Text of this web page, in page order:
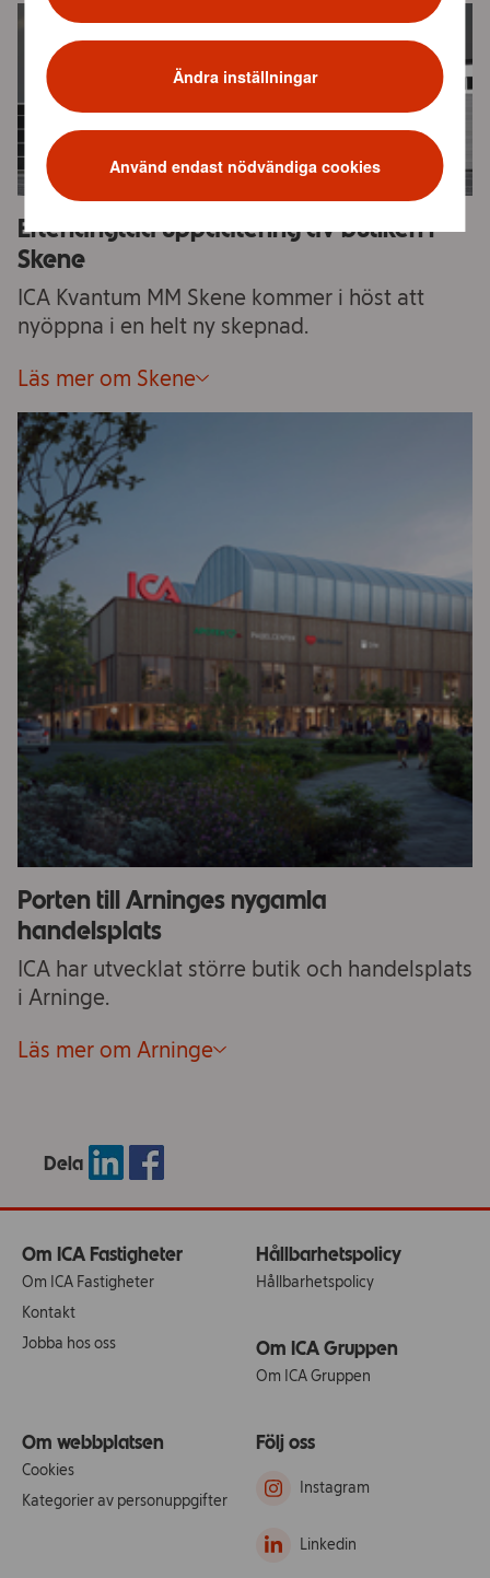
Ändra inställningar
Använd endast nödvändiga cookies
Efterlängtad uppdatering av butiken i
Skene
ICA Kvantum MM Skene kommer i höst att
nyöppna i en helt ny skepnad.
Läs mer om Skene
Porten till Arninges nygamla
handelsplats
ICA har utvecklat större butik och handelsplats
i Arninge.
Läs mer om Arninge
Dela
Om ICA Fastigheter
Om ICA Fastigheter
Kontakt
Jobba hos oss
Hållbarhetspolicy
Hållbarhetspolicy
Om ICA Gruppen
Om ICA Gruppen
Om webbplatsen
Cookies
Kategorier av personuppgifter
Följ oss
Instagram
Linkedin